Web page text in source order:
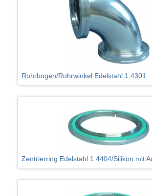
Rohrbogen/Rohrwinkel Edelstahl 1.4301
Zentrierring Edelstahl 1.4404/Silikon mit